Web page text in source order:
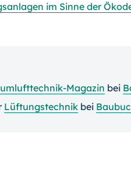
im Sinne der
Magazin bei
Lüftungstechnik bei